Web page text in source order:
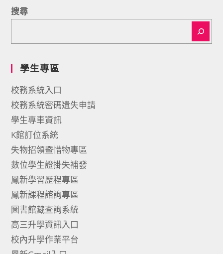
搜尋
學生專區
校務系統入口
校務系統密碼遺失申請
學生專車資訊
K館訂位系統
失物招領暨惜物專區
數位學生證掛失補發
鳳新學習歷程專區
鳳新課程諮詢專區
圖書館藏查詢系統
高三升學資訊入口
校內升學作業平台